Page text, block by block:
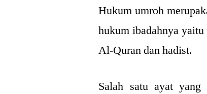
Hukum umroh
hukum ibadahnya
Al-Quran dan hadist.
Salah satu ayat